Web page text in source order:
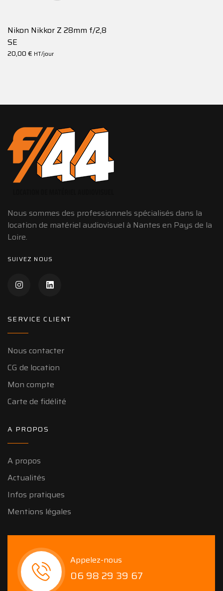
Nikon Nikkor Z 28mm f/2,8
SE
20,00€ HT/jour
Nous sommes des professionnels spécialisés dans la
location de matériel audiovisuel à Nantes en Pays de la
Loire.
SUIVEZ NOUS
SERVICE CLIENT
Nous contacter
CG de location
Mon compte
Carte de fidélité
A PROPOS
A propos
Actualités
Infos pratiques
Mentions légales
Appelez-nous
06 98 29 39 67